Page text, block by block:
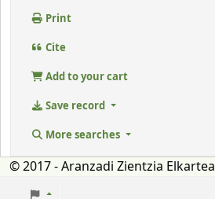
Print
Cite
Add to your cart
Save record
More searches
© 2017 - Aranzadi Zientzia Elkartea